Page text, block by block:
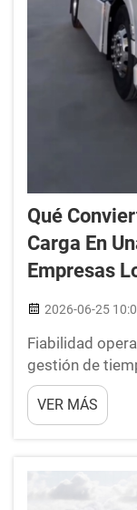
Qué
Carga En
Empresas
2026-06-25
Fiabilidad
gestión de
constante de
regímenes
supervisión
programación
VER MÁS